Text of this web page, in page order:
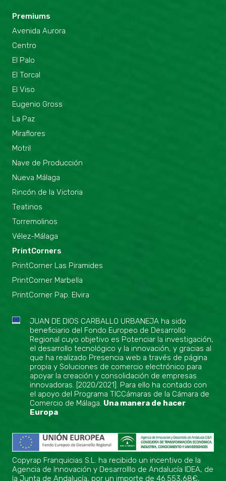
Premiums
Avenida Aurora
Centro
El Palo
El Torcal
El Viso
Eugenio Gross
La Paz
Miraflores
Motril
Nave de Producción
Nueva Málaga
Rincón de la Victoria
Teatinos
Torremolinos
Vélez-Málaga
PrintCorners
PrintCorner Las Piramides
PrintCorner Marbella
PrintCorner Pap. Elvira
JUAN DE DIOS CARBALLO URBANEJA ha sido
beneficiario del Fondo Europeo de Desarrollo
Regional cuyo objetivo es Potenciar la investigación,
el desarrollo tecnológico y la innovación, y gracias al
que ha realizado Presencia web a través de página
propia y Soluciones de comercio electrónico para
apoyar la creación y consolidación de empresas
innovadoras. [2020/2021]. Para ello ha contado con
el apoyo del Programa TICCámaras de la Cámara de
Comercio de Málaga. Una manera de hacer
Europa
Copyrap Franquicias S.L. ha recibido un incentivo de la
Agencia de Innovación y Desarrolllo de Andalucía IDEA, de
la Junta de Andalucía, por un importe de 46.553,68€,